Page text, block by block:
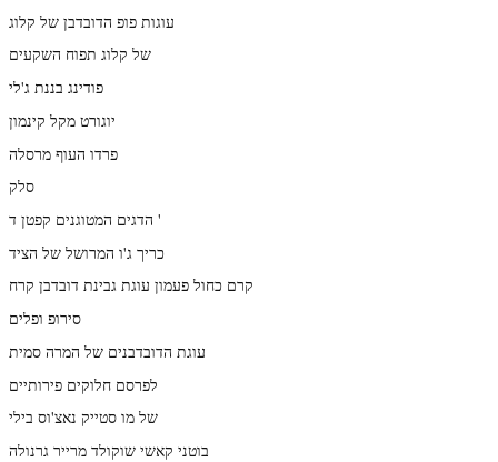
עוגות פופ הדובדבן של קלוג
של קלוג תפוח השקעים
פודינג בננת ג'לי
יוגורט מקל קינמון
פרדו העוף מרסלה
סלק
הדגים המטוגנים קפטן ד '
כריך ג'ו המרושל של הציד
קרם כחול פעמון עוגת גבינת דובדבן קרח
סירופ ופלים
עוגת הדובדבנים של המרה סמית
לפרסם חלוקים פירותיים
של מו סטייק נאצ'וס בילי
בוטני קאשי שוקולד מרייר גרנולה